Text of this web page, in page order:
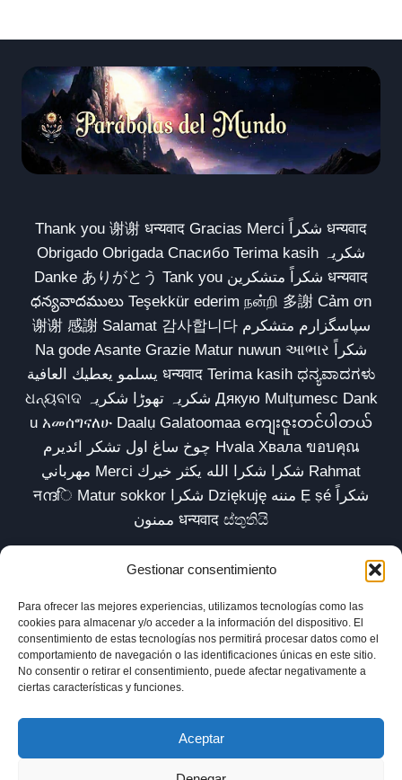
Gestionar consentimiento
Para ofrecer las mejores experiencias, utilizamos tecnologías como las
cookies para almacenar y/o acceder a la información del dispositivo. El
consentimiento de estas tecnologías nos permitirá procesar datos como el
comportamiento de navegación o las identificaciones únicas en este sitio.
No consentir o retirar el consentimiento, puede afectar negativamente a
ciertas características y funciones.
Aceptar
Thank you 谢谢 धन्यवाद Gracias Merci شكراً धन्यवाद
Obrigado Obrigada Спасибо Terima kasih شکریہ
Danke ありがとう Tank you شكراً متشكرين धन्यवाद
ధన్యవాదములు Teşekkür ederim நன்றி 多謝 Cảm ơn
谢谢 感謝 Salamat 감사합니다 سپاسگزارم متشکرم
Na gode Asante Grazie Matur nuwun આભાર شكراً
يسلمو يعطيك العافية धन्यवाद Terima kasih ಧನ್ಯವಾದಗಳು
ଧନ୍ୟବାଦ شکریہ تھوڑا شکریہ Дякую Mulțumesc Dank
u አመሰግናለሁ Daalụ Galatoomaa ကျေးဇူးတင်ပါတယ်
چوخ ساغ اول تشکر ائدیرم Hvala Хвала ขอบคุณ
مهرباني Merci شكرا شكرا الله يكثر خيرك Rahmat
नന്ദि Matur sokkor شكرا Dziękuję مننه Ẹ ṣé شكراً
ممنون धन्यवाद ස්තුතියි
Inicio Biblioteca Parábolas TV
Comunidad
Esencia
Blog
Política de privacidad
Aviso legal
Política de cookies (UE)